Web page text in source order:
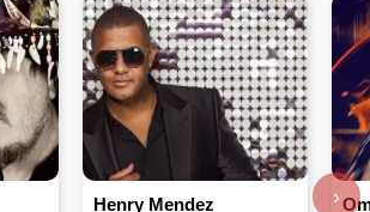
Henry Mendez ›